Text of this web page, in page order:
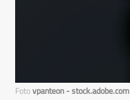
Fotovpanteon - stock.adobe.com